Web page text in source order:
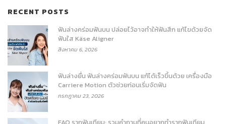
RECENT POSTS
ฟันล่างคร่อมฟันบน ปล่อยไว้อาจทำให้ฟันสึก แก้ไขด้วยจัด
ฟันใส Käse Aligner
สิงหาคม 6, 2026
ฟันล่างยื่น ฟันล่างคร่อมฟันบน แก้ได้เร็วขึ้นด้วย เครื่องมือ
Carriere Motion ตัวช่วยก่อนเริ่มจัดฟัน
กรกฎาคม 23, 2026
FAQ รากฟันเทียม: รวมคำถามที่คนอยากทำรากฟันเทียม